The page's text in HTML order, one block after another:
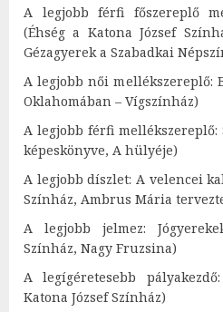
A legjobb férfi főszereplő
(Éhség a Katona József
Gézagyerek a Szabadkai
A legjobb női mellékszereplő:
Oklahomában – Vígszínház)
A legjobb férfi mellékszereplő:
képeskönyve, A hülyéje)
A legjobb díszlet: A velencei
Színház, Ambrus Mária
A legjobb jelmez:
Színház, Nagy Fruzsina)
A legígéretesebb
Katona József Színház)